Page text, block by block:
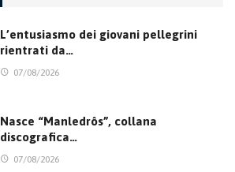
L’entusiasmo dei giovani pellegrini
rientrati da…
07/08/2026
Nasce “Manledrôs”, collana
discografica…
07/08/2026